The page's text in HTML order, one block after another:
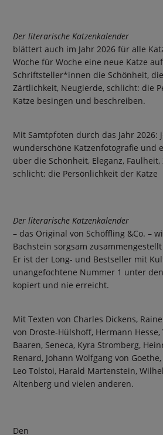
Der literarische Katzenkalender
blättert auch im Jahr 2026 für alle
Woche für Woche eine neue Katze
Schriftsteller*innen die Schönheit,
Zärtlichkeit, Neugierde, schlicht: die
Katze besingen und beschreiben.
Mit Samtpfoten durch das Jahr 2026:
wunderschöne Katzenfotografie und
über die Schönheit, Eleganz,
schlicht: die Persönlichkeit der Katze
Der literarische Katzenkalender
– das Original von Schöffling &Co. –
Bachstein sorgsam
Er ist der Long- und Bestseller mit
unangefochtene Nummer 1 unter
kopiert und nie erreicht.
Mit Texten von Charles Dickens,
von Droste-Hülshoff, Hermann
Baaren, Seneca, Kyra Stromberg,
Renard, Johann Wolfgang von
Leo Tolstoi, Harald Martenstein,
Altenberg und vielen anderen.
Den